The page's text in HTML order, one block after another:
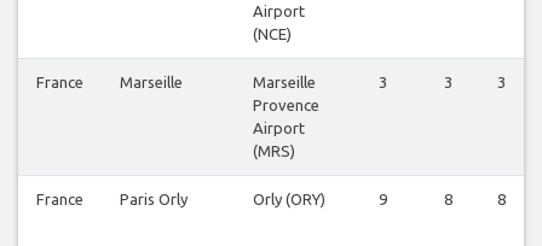
Airport
(NCE)
France Marseille
Marseille
Provence
Airport
(MRS)
3 3 3
France Paris Orly Orly (ORY) 9 8 8